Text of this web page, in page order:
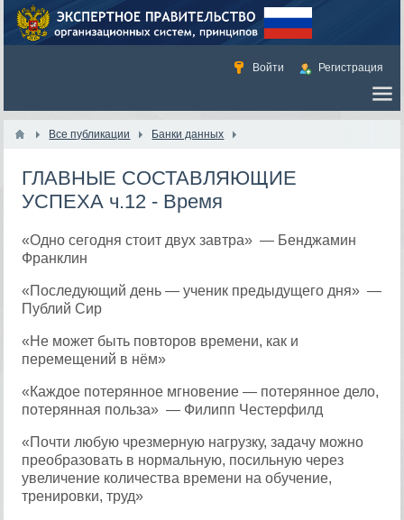
Войти Регистрация
Все публикации Банки данных
ГЛАВНЫЕ СОСТАВЛЯЮЩИЕ
УСПЕХА ч.12 - Время
«Одно сегодня стоит двух завтра» — Бенджамин
Франклин
«Последующий день — ученик предыдущего дня» —
Публий Сир
«Не может быть повторов времени, как и
перемещений в нём»
«Каждое потерянное мгновение — потерянное дело,
потерянная польза» — Филипп Честерфилд
«Почти любую чрезмерную нагрузку, задачу можно
преобразовать в нормальную, посильную через
увеличение количества времени на обучение,
тренировки, труд»